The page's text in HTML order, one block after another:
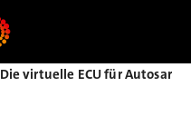
Die virtuelle ECU für Autosar